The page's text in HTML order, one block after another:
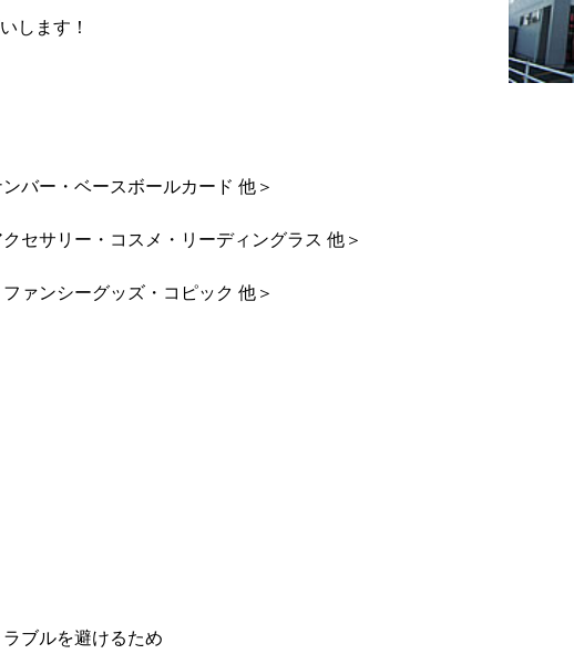
します！
バー・ベースボールカード 他＞
セサリー・コスメ・リーディングラス 他＞
ァンシーグッズ・コピック 他＞
ブルを避けるため